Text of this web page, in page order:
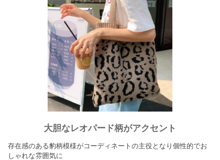
大胆なレオパード柄がアクセント
存在感のある豹柄模様がコーディネートの主役となり個性的でお
しゃれな雰囲気に